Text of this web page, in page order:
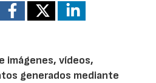
imágenes, vídeos,
generados mediante